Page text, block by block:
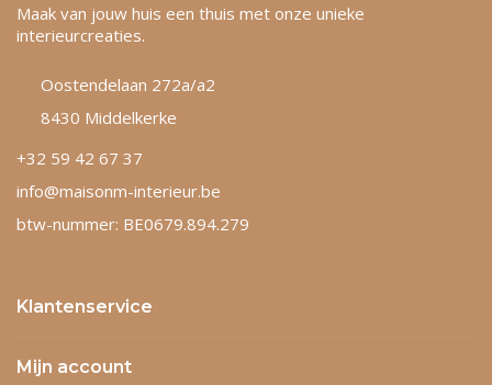
Maak van jouw huis een thuis met onze unieke
interieurcreaties.
Oostendelaan 272a/a2
8430 Middelkerke
+32 59 42 67 37
info@maisonm-interieur.be
btw-nummer: BE0679.894.279
Klantenservice
Mijn account